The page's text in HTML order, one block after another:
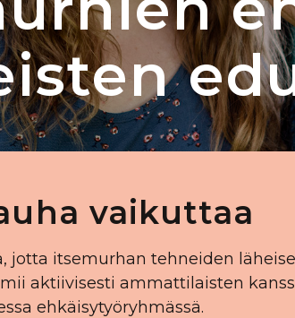
vaikuttaa
jotta itsemurhan tehneiden
aktiivisesti ammattilaisten
ehkäisytyöryhmässä.